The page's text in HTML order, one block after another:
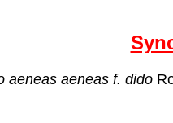
aeneas aeneas f. dido